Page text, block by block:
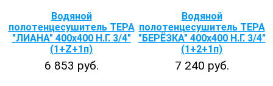
Водяной
полотенцесушитель ТЕРА
"ЛИАНА" 400х400 Н.Г. 3/4"
(1+Z+1п)
6 853 руб.
Водяной
полотенцесушитель ТЕРА
"БЕРЁЗКА" 400х400 Н.Г. 3/4"
(1+2+1п)
7 240 руб.